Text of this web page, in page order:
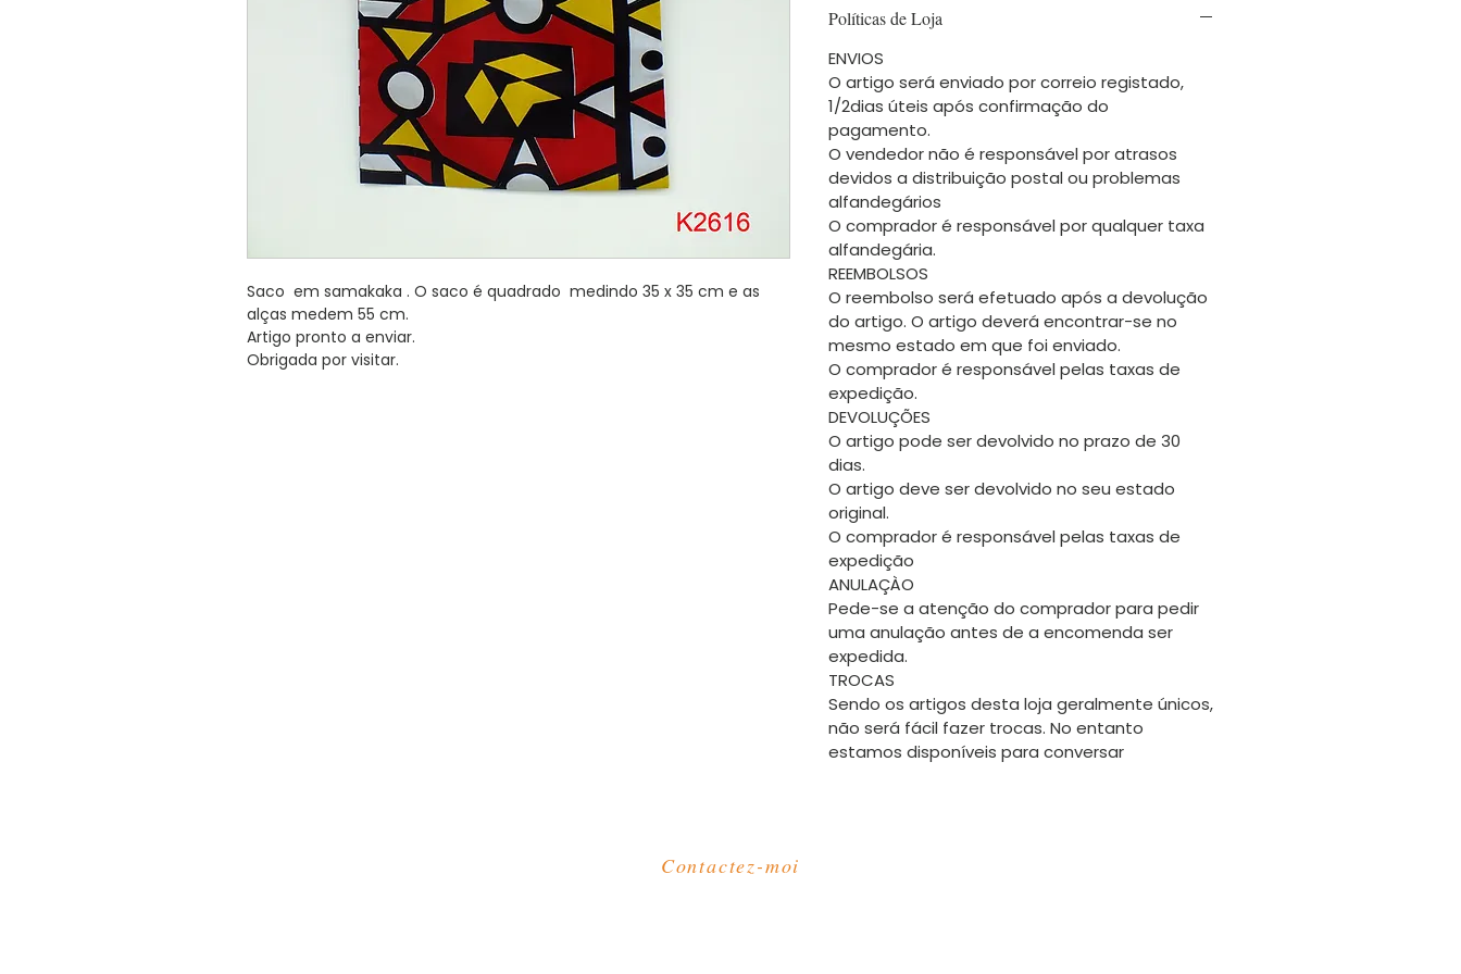
Saco em samakaka . O saco é quadrado medindo 35 x 35 cm e as
alças medem 55 cm.
Artigo pronto a enviar.
Obrigada por visitar.
Políticas de Loja
ENVIOS
O artigo será enviado por correio registado,
1/2dias úteis após confirmação do
pagamento.
O vendedor não é responsável por atrasos
devidos a distribuição postal ou problemas
alfandegários
O comprador é responsável por qualquer taxa
alfandegária.
REEMBOLSOS
O reembolso será efetuado após a devolução
do artigo. O artigo deverá encontrar-se no
mesmo estado em que foi enviado.
O comprador é responsável pelas taxas de
expedição.
DEVOLUÇÕES
O artigo pode ser devolvido no prazo de 30
dias.
O artigo deve ser devolvido no seu estado
original.
O comprador é responsável pelas taxas de
expedição
ANULAÇÀO
Pede-se a atenção do comprador para pedir
uma anulação antes de a encomenda ser
expedida.
TROCAS
Sendo os artigos desta loja geralmente únicos,
não será fácil fazer trocas. No entanto
estamos disponíveis para conversar
Contactez-moi